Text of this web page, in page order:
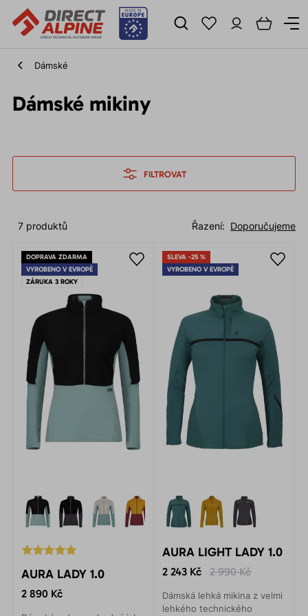
Dámské
Dámské mikiny
FILTROVAT
Doporučujeme
Řazení:
7 produktů
DOPRAVA ZDARMA
VYROBENO V EVROPĚ
ZÁRUKA 3 ROKY
AURA LADY 1.0
2 890 Kč
SLEVA -25 %
VYROBENO V EVROPĚ
AURA LIGHT LADY 1.0
2 243 Kč 2 990 Kč
Dámská lehká mikina z velmi
lehkého technického